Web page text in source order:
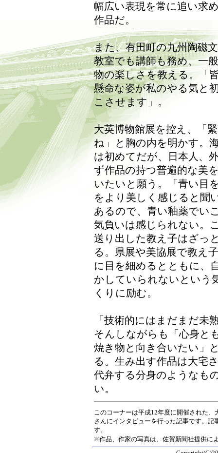
幅広い表現を常に追い求
作品だ。
また、有田町の九州陶磁
教室でも講師も務め、一
物の楽しさを教える。「
懸命な姿が私のやる気と
こさせます」。
大英博物館展を控え、「
ね」と胸の内を明かす。
は初めてだが、日本人、
ず作品の持つ普遍的な美
いたいと願う。「青い目
をより美しく感じると聞
あるので、青い釉薬でい
気負いは感じられない。
送り出した教え子はざっ
る。県展や美協展で教え
に目を細めるとともに、
かしていられないという
くりに励む。
「技術的にはまだまだ未
そんしながらも「心身と
焼き物と向き合いたい」
る。生み出す作品は大宅
代弁する分身のようなも
い。
このコーナーは平成12年度に開催された
さんにインタビューを行った記事です。
す。
※作品、作家の写真は、佐賀新聞社提供に